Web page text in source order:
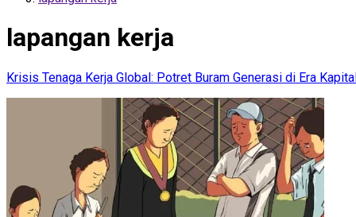
lapangan kerja
Krisis Tenaga Kerja Global: Potret Buram Generasi di Era